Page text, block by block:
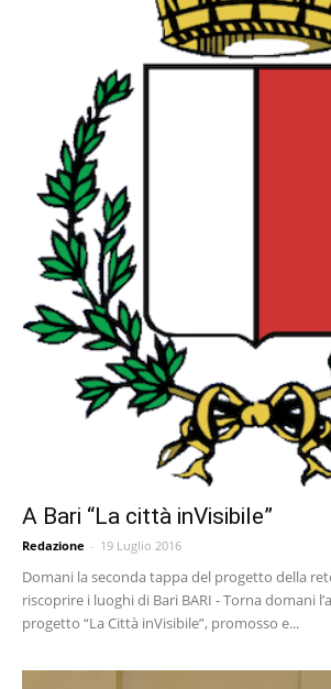
A Bari “La città inVisibile”
Redazione - 19 Luglio 2016
Domani la seconda tappa del progetto della
riscoprire i luoghi di Bari BARI - Torna domani
progetto “La Città inVisibile”, promosso e...